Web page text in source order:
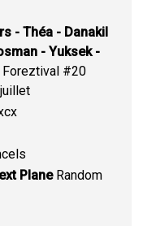
- Théa - Danakil
- Yuksek -
#20
PlaneRandom